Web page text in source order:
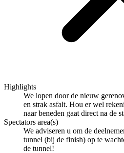
Highlights
We lopen door de nieuw
en strak asfalt. Hou er wel
naar beneden gaat direct na de
Spectators area(s)
We adviseren u om de
tunnel (bij de finish) op te
de tunnel!